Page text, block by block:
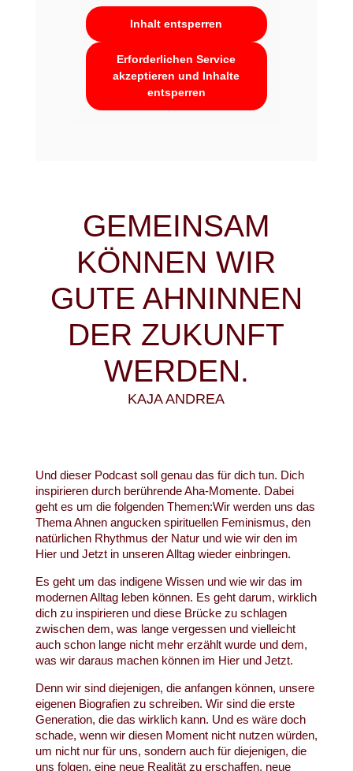
Inhalt entsperren
Erforderlichen Service
akzeptieren und Inhalte
entsperren
GEMEINSAM
KÖNNEN WIR
GUTE AHNINNEN
DER ZUKUNFT
WERDEN.
KAJA ANDREA
Und dieser Podcast soll genau das für dich tun. Dich
inspirieren durch berührende Aha-Momente. Dabei
geht es um die folgenden Themen:Wir werden uns das
Thema Ahnen angucken spirituellen Feminismus, den
natürlichen Rhythmus der Natur und wie wir den im
Hier und Jetzt in unseren Alltag wieder einbringen.
Es geht um das indigene Wissen und wie wir das im
modernen Alltag leben können. Es geht darum, wirklich
dich zu inspirieren und diese Brücke zu schlagen
zwischen dem, was lange vergessen und vielleicht
auch schon lange nicht mehr erzählt wurde und dem,
was wir daraus machen können im Hier und Jetzt.
Denn wir sind diejenigen, die anfangen können, unsere
eigenen Biografien zu schreiben. Wir sind die erste
Generation, die das wirklich kann. Und es wäre doch
schade, wenn wir diesen Moment nicht nutzen würden,
um nicht nur für uns, sondern auch für diejenigen, die
uns folgen, eine neue Realität zu erschaffen, neue